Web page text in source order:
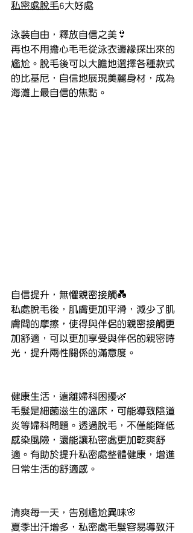
私密處脫毛6大好處
泳裝自由，釋放自信之美👙
再也不用擔心毛毛從泳衣邊緣探出來的
尷尬。脫毛後可以大膽地選擇各種款式
的比基尼，自信地展現美麗身材，成為
海灘上最自信的焦點。
自信提升，無懼親密接觸💑
私處脫毛後，肌膚更加平滑，減少了肌
膚間的摩擦，使得與伴侶的親密接觸更
加舒適，可以更加享受與伴侶的親密時
光，提升兩性關係的滿意度。
健康生活，遠離婦科困擾🌿
毛髮是細菌滋生的溫床，可能導致陰道
炎等婦科問題。透過脫毛，不僅能降低
感染風險，還能讓私密處更加乾爽舒
適。有助於提升私密處整體健康，增進
日常生活的舒適感。
清爽每一天，告別尷尬異味🌸
夏季出汗增多，私密處毛髮容易導致汗